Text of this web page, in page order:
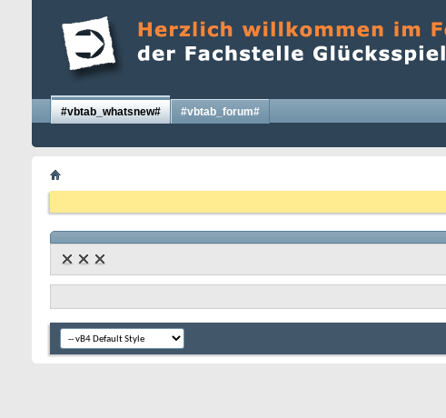
#vbtab_whatsnew# #vbtab_forum#